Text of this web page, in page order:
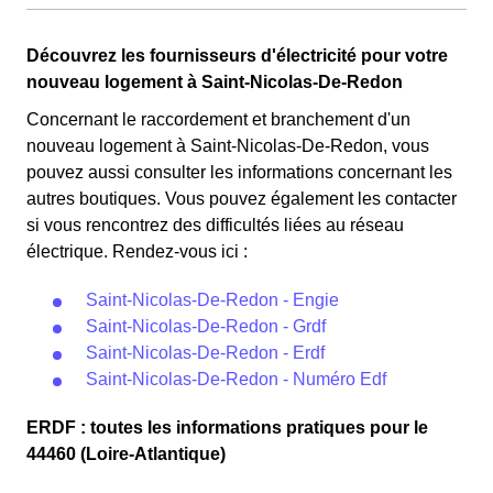
premiers KWh de chaque mois sont moins chers, et
permettent ainsi de réduire sa facture d'électricité si l'on
d'électricité de France et est disponible pour les
Nicolasiens éligibles. 💡🏠
clients Nicolasiens l'ayant choisie avant 1998. Elle
différencie deux tarifs : pendant 22 jours le prix de
l'électricité est quatre fois plus cher, tandis que tous les
autres jours de l'année, le prix est 20% moins cher par
rapport au tarif normal à Saint-Nicolas-De-Redon. ⚡💸
Découvrez les fournisseurs d'électricité pour votre
nouveau logement à Saint-Nicolas-De-Redon
Concernant le raccordement et branchement d'un
nouveau logement à Saint-Nicolas-De-Redon, vous
pouvez aussi consulter les informations concernant les
autres boutiques. Vous pouvez également les contacter
si vous rencontrez des difficultés liées au réseau
électrique. Rendez-vous ici :
Saint-Nicolas-De-Redon - Engie
Saint-Nicolas-De-Redon - Grdf
Saint-Nicolas-De-Redon - Erdf
Saint-Nicolas-De-Redon - Numéro Edf
ERDF : toutes les informations pratiques pour le
44460 (Loire-Atlantique)